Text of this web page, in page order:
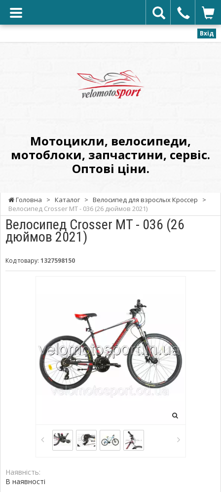
Вхід
Оптові
ціни.
Мотоцикли, велосипеди,
мотоблоки, запчастини, сервіс.
Оптові ціни.
Головна > Каталог > Велосипед для взрослых Кроссер
>
Велосипед Crosser МТ - 036 (26 дюймов 2021)
Велосипед Crosser МТ - 036 (26
дюймов 2021)
Код товару: 1327598150
Наявність:
В наявності